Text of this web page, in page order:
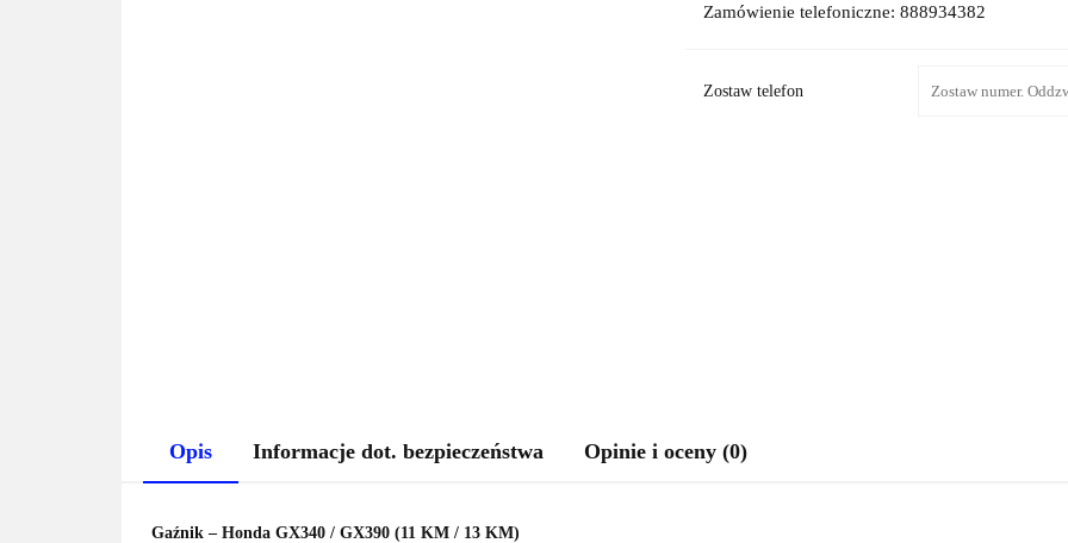
Zamówienie telefoniczne: 888934382
Zostaw telefon
Opis Informacje dot. bezpieczeństwa Opinie i oceny (0)
Gaźnik – Honda GX340 / GX390 (11 KM / 13 KM)